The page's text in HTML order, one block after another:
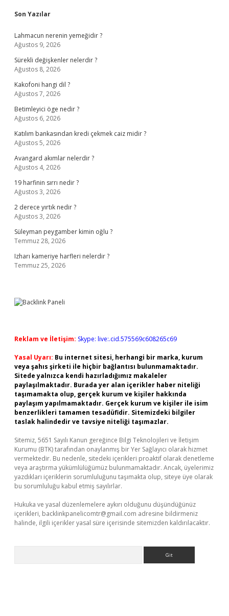
Sidebar
Son Yazılar
Lahmacun nerenin yemeğidir ?
Ağustos 9, 2026
Sürekli değişkenler nelerdir ?
Ağustos 8, 2026
Kakofoni hangi dil ?
Ağustos 7, 2026
Betimleyici öge nedir ?
Ağustos 6, 2026
Katılım bankasından kredi çekmek caiz midir ?
Ağustos 5, 2026
Avangard akımlar nelerdir ?
Ağustos 4, 2026
19 harfinin sırrı nedir ?
Ağustos 3, 2026
2 derece yırtık nedir ?
Ağustos 3, 2026
Süleyman peygamber kimin oğlu ?
Temmuz 28, 2026
Izharı kameriye harfleri nelerdir ?
Temmuz 25, 2026
Reklam ve İletişim: Skype: live:.cid.575569c608265c69
Yasal Uyarı: Bu internet sitesi, herhangi bir marka, kurum
veya şahıs şirketi ile hiçbir bağlantısı bulunmamaktadır.
Sitede yalnızca kendi hazırladığımız makaleler
paylaşılmaktadır. Burada yer alan içerikler haber niteliği
taşımamakta olup, gerçek kurum ve kişiler hakkında
paylaşım yapılmamaktadır. Gerçek kurum ve kişiler ile isim
benzerlikleri tamamen tesadüfidir. Sitemizdeki bilgiler
taslak halindedir ve tavsiye niteliği taşımazlar.
Sitemiz, 5651 Sayılı Kanun gereğince Bilgi Teknolojileri ve İletişim
Kurumu (BTK) tarafından onaylanmış bir Yer Sağlayıcı olarak hizmet
vermektedir. Bu nedenle, sitedeki içerikleri proaktif olarak denetleme
veya araştırma yükümlülüğümüz bulunmamaktadır. Ancak, üyelerimiz
yazdıkları içeriklerin sorumluluğunu taşımakta olup, siteye üye olarak
bu sorumluluğu kabul etmiş sayılırlar.
Hukuka ve yasal düzenlemelere aykırı olduğunu düşündüğünüz
içerikleri, backlinkpanelicomtr@gmail.com adresine bildirmeniz
halinde, ilgili içerikler yasal süre içerisinde sitemizden kaldırılacaktır.